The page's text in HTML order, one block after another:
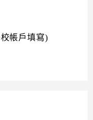
帳戶填寫)